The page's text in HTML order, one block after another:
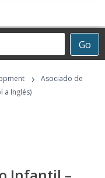
Go
›
Asociado de
a Inglés)